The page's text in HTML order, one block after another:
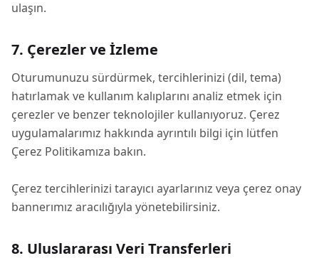
ulaşın.
7. Çerezler ve İzleme
Oturumunuzu sürdürmek, tercihlerinizi (dil, tema)
hatırlamak ve kullanım kalıplarını analiz etmek için
çerezler ve benzer teknolojiler kullanıyoruz. Çerez
uygulamalarımız hakkında ayrıntılı bilgi için lütfen
Çerez Politikamıza bakın.
Çerez tercihlerinizi tarayıcı ayarlarınız veya çerez onay
bannerımız aracılığıyla yönetebilirsiniz.
8. Uluslararası Veri Transferleri